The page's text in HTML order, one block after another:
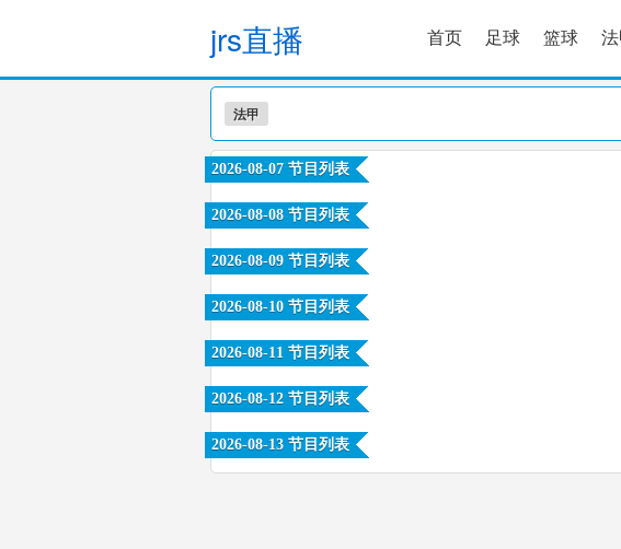
jrs直播 首页 足球 篮球 法
法甲
2026-08-07 节目列表
2026-08-08 节目列表
2026-08-09 节目列表
2026-08-10 节目列表
2026-08-11 节目列表
2026-08-12 节目列表
2026-08-13 节目列表